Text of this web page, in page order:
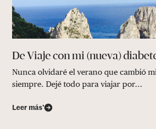
De Viaje con mi (nueva)
Nunca olvidaré el verano que cambió
siempre. Dejé todo para viajar por...
Leer más’